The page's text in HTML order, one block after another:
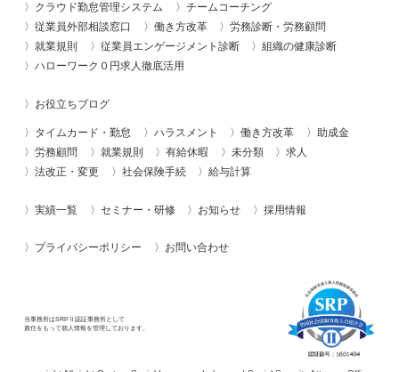
クラウド勤怠管理システム
チームコーチング
従業員外部相談窓口
働き方改革
労務診断・労務顧問
就業規則
従業員エンゲージメント診断
組織の健康診断
ハローワーク０円求人徹底活用
お役立ちブログ
タイムカード・勤怠 ハラスメント 働き方改革
助成金
労務顧問
就業規則 有給休暇 未分類
求人
法改正・変更
社会保険手続 給与計算
実績一覧 セミナー・研修 お知らせ 採用情報
プライバシーポリシー お問い合わせ
当事務所はSRPⅡ認証事務所として
責任をもって個人情報を管理しております。